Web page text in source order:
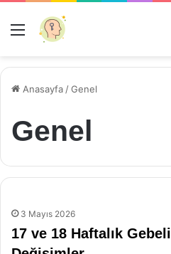
Menü
Anasayfa /Genel
Genel
3 Mayıs 2026
17 ve 18 Haftalık